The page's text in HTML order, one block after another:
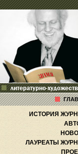
литературно-
ИСТОРИЯ
ЛАУРЕАТЫ